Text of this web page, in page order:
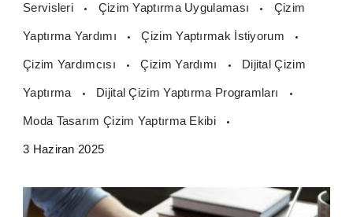
Servisleri Çizim Yaptırma Uygulaması Çizim
Yaptırma Yardımı Çizim Yaptırmak İstiyorum
Çizim Yardımcısı Çizim Yardımı Dijital Çizim
Yaptırma Dijital Çizim Yaptırma Programları
Moda Tasarım Çizim Yaptırma Ekibi
3 Haziran 2025